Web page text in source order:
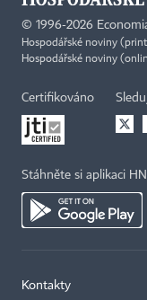
© 1996-2026
Hospodářské noviny
Hospodářské noviny
Certifikováno
Stáhněte si aplikaci HN
Kontakty